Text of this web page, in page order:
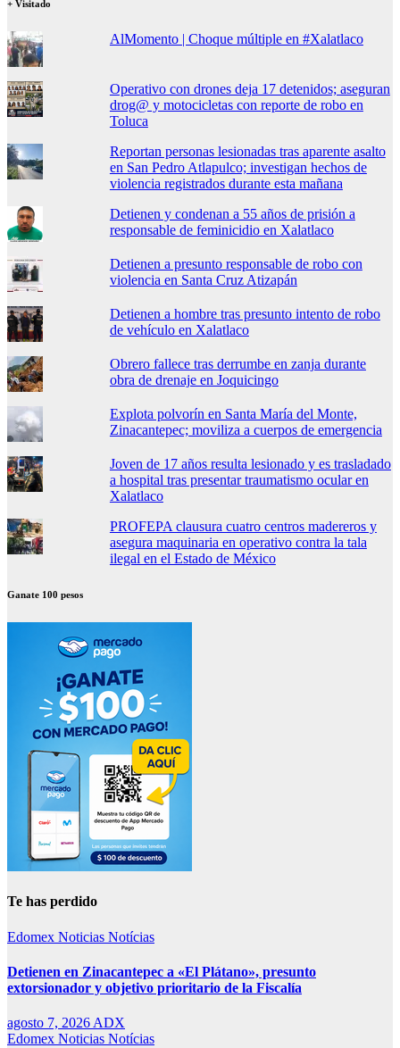
+ Visitado
AlMomento | Choque múltiple en #Xalatlaco
Operativo con drones deja 17 detenidos; aseguran
drog@ y motocicletas con reporte de robo en
Toluca
Reportan personas lesionadas tras aparente asalto
en San Pedro Atlapulco; investigan hechos de
violencia registrados durante esta mañana
Detienen y condenan a 55 años de prisión a
responsable de feminicidio en Xalatlaco
Detienen a presunto responsable de robo con
violencia en Santa Cruz Atizapán
Detienen a hombre tras presunto intento de robo
de vehículo en Xalatlaco
Obrero fallece tras derrumbe en zanja durante
obra de drenaje en Joquicingo
Explota polvorín en Santa María del Monte,
Zinacantepec; moviliza a cuerpos de emergencia
Joven de 17 años resulta lesionado y es trasladado
a hospital tras presentar traumatismo ocular en
Xalatlaco
PROFEPA clausura cuatro centros madereros y
asegura maquinaria en operativo contra la tala
ilegal en el Estado de México
Ganate 100 pesos
Te has perdido
Edomex Noticias Notícias
Detienen en Zinacantepec a «El Plátano», presunto
extorsionador y objetivo prioritario de la Fiscalía
agosto 7, 2026 ADX
Edomex Noticias Notícias